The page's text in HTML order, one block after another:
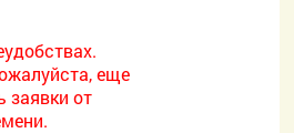
еще
заявки от